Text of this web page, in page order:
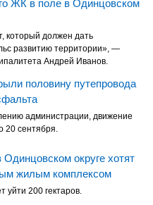
ЖК в поле в Одинцовском
который должен дать
развитию территории», —
Андрей Иванов.
половину путепровода
администрации, движение
20 сентября.
округе хотят
жилым комплексом
уйти 200 гектаров.